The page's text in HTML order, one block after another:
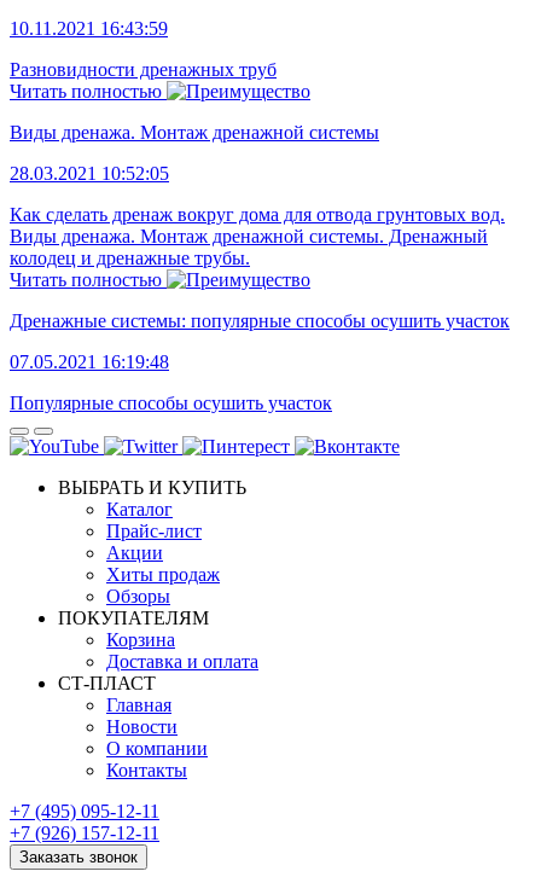
10.11.2021 16:43:59
Разновидности дренажных труб
Читать полностью
Виды дренажа. Монтаж дренажной системы
28.03.2021 10:52:05
Как сделать дренаж вокруг дома для отвода грунтовых вод.
Виды дренажа. Монтаж дренажной системы. Дренажный
колодец и дренажные трубы.
Читать полностью
Дренажные системы: популярные способы осушить участок
07.05.2021 16:19:48
Популярные способы осушить участок
ВЫБРАТЬ И КУПИТЬ
Каталог
Прайс-лист
Акции
Хиты продаж
Обзоры
ПОКУПАТЕЛЯМ
Корзина
Доставка и оплата
СТ-ПЛАСТ
Главная
Новости
О компании
Контакты
+7 (495) 095-12-11
+7 (926) 157-12-11
Заказать звонок